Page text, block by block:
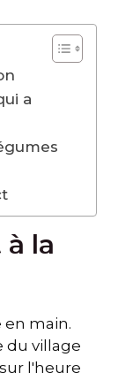
a
la
en main.
du village
l'heure